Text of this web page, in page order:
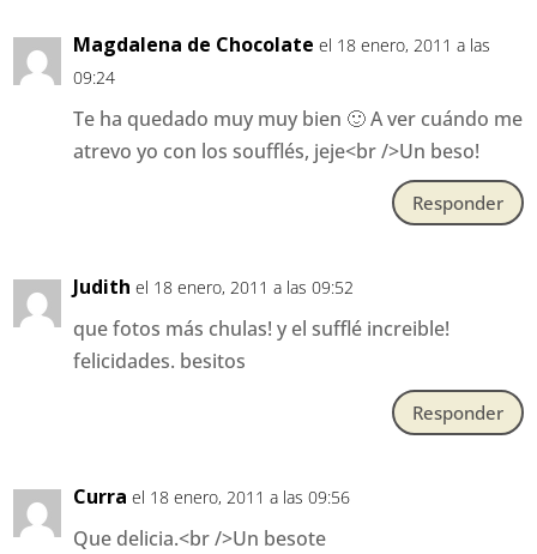
Magdalena de Chocolate el 18 enero, 2011 a las
09:24
Te ha quedado muy muy bien 🙂 A ver cuándo me
atrevo yo con los soufflés, jeje<br />Un beso!
Responder
Judith el 18 enero, 2011 a las 09:52
que fotos más chulas! y el sufflé increible!
felicidades. besitos
Responder
Curra el 18 enero, 2011 a las 09:56
Que delicia.<br />Un besote